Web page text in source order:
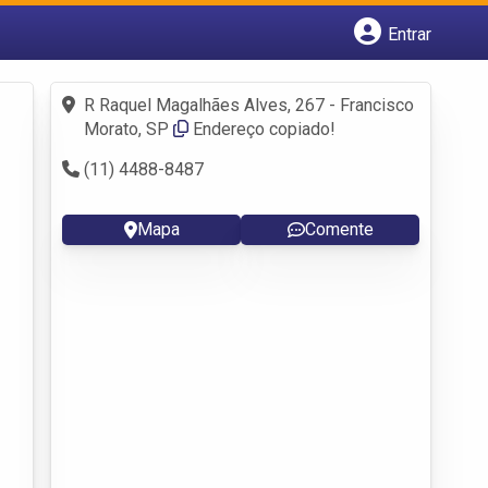
Entrar
Fazer login
Criar conta
R Raquel Magalhães Alves, 267 - Francisco
Morato, SP
Endereço copiado!
(11) 4488-8487
Mapa Comente